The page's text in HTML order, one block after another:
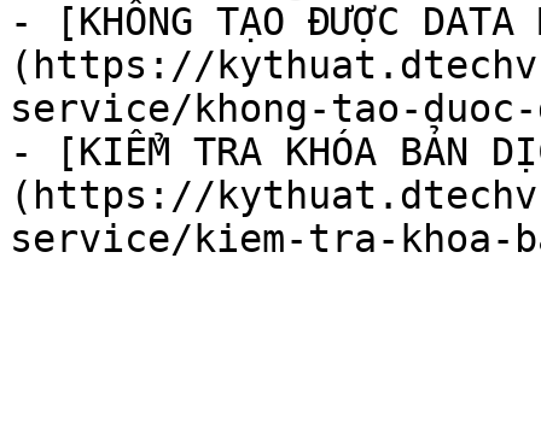
- [KHÔNG TẠO ĐƯỢC
(https://
service/khong-tao-
- [KIỂM TRA KHÓA BẢN
(https://